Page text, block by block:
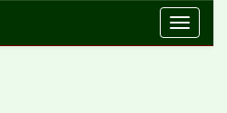
Toggle